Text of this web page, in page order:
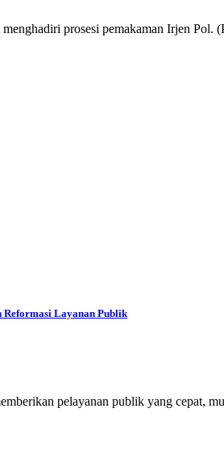
prosesi pemakaman Irjen Pol.
Reformasi Layanan Publik
pelayanan publik yang cepat,